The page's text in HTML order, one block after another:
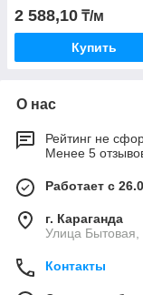
2 588,10 ₸/м
Купить
О нас
Рейтинг не
Менее 5
Работает с
г. Караганда
Улица Бытовая,
Контакты